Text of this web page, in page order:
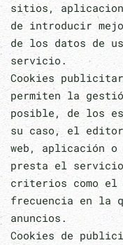
sitios,
de introducir
de los datos de
servicio.
Cookies
permiten la
posible, de los
su caso, el
web, aplicación o
presta el
criterios como el
frecuencia en la
anuncios.
Cookies de